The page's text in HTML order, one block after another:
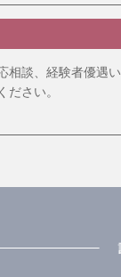
相談、経験者優遇
ださい。